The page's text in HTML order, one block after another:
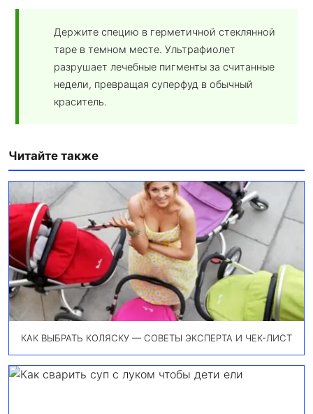
Держите специю в герметичной стеклянной
таре в темном месте. Ультрафиолет
разрушает лечебные пигменты за считанные
недели, превращая суперфуд в обычный
краситель.
Читайте также
КАК ВЫБРАТЬ КОЛЯСКУ — СОВЕТЫ ЭКСПЕРТА И ЧЕК-ЛИСТ